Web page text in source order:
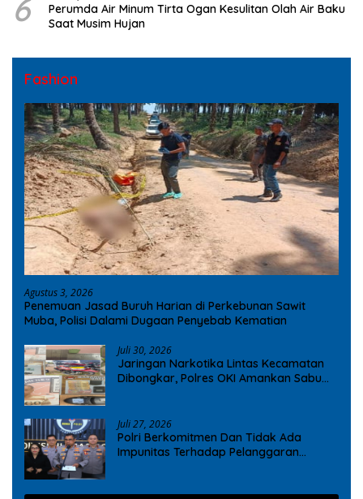
6
Perumda Air Minum Tirta Ogan Kesulitan Olah Air Baku
Saat Musim Hujan
Fashion
Agustus 3, 2026
Penemuan Jasad Buruh Harian di Perkebunan Sawit
Muba, Polisi Dalami Dugaan Penyebab Kematian
Juli 30, 2026
Jaringan Narkotika Lintas Kecamatan
Dibongkar, Polres OKI Amankan Sabu
Juli 27, 2026
Polri Berkomitmen Dan Tidak Ada
Impunitas Terhadap Pelanggaran